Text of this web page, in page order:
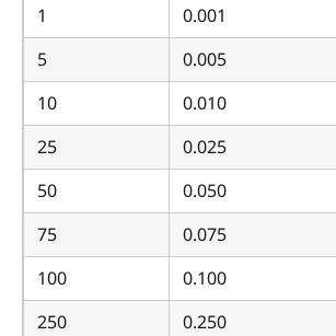
1
0.001
5
0.005
10
0.010
25
0.025
50
0.050
75
0.075
100
0.100
250
0.250